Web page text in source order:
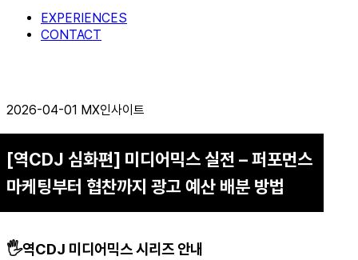
EXPERIENCES
CONTACT
2026-04-01 MX인사이트
[역CDJ 심화편] 미디어믹스 실전 – 퍼포먼스
마케팅부터 협찬까지 광고 예산 배분 방법
🖐️역CDJ 미디어믹스 시리즈 안내